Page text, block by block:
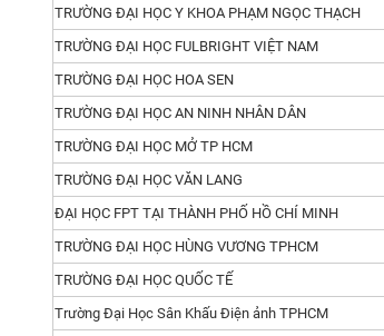
TRƯỜNG ĐẠI HỌC Y KHOA PHẠM NGỌC THẠCH
TRƯỜNG ĐẠI HỌC FULBRIGHT VIỆT NAM
TRƯỜNG ĐẠI HỌC HOA SEN
TRƯỜNG ĐẠI HỌC AN NINH NHÂN DÂN
TRƯỜNG ĐẠI HỌC MỞ TP HCM
TRƯỜNG ĐẠI HỌC VĂN LANG
ĐẠI HỌC FPT TẠI THÀNH PHỐ HỒ CHÍ MINH
TRƯỜNG ĐẠI HỌC HÙNG VƯƠNG TPHCM
TRƯỜNG ĐẠI HỌC QUỐC TẾ
Trường Đại Học Sân Khấu Điện ảnh TPHCM